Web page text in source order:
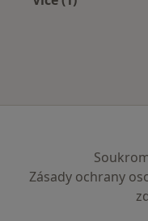
Zásady ochrany